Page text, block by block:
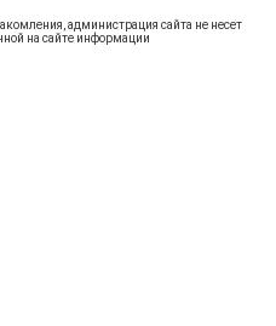
администрация сайта не несет
на сайте информации